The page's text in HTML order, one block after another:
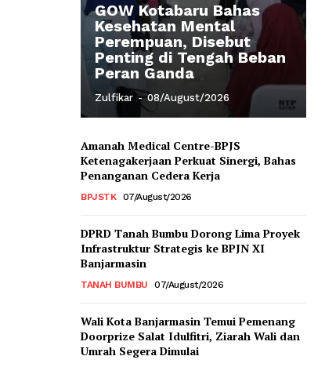
GOW Kotabaru Bahas
Kesehatan Mental
Perempuan, Disebut
Penting di Tengah Beban
Peran Ganda
Zulfikar - 08/August/2026
Amanah Medical Centre-BPJS
Ketenagakerjaan Perkuat Sinergi, Bahas
Penanganan Cedera Kerja
BPJSTK 07/August/2026
DPRD Tanah Bumbu Dorong Lima Proyek
Infrastruktur Strategis ke BPJN XI
Banjarmasin
TANAH BUMBU 07/August/2026
Wali Kota Banjarmasin Temui Pemenang
Doorprize Salat Idulfitri, Ziarah Wali dan
Umrah Segera Dimulai